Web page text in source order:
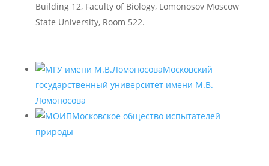
Building 12, Faculty of Biology, Lomonosov Moscow
State University, Room 522.
Московский
государственный университет имени М.В.
Ломоносова
Московское общество испытателей
природы